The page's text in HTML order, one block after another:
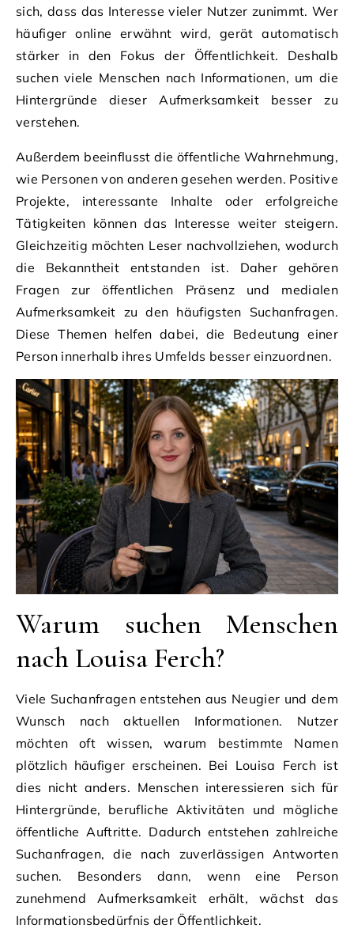
sich, dass das Interesse vieler Nutzer zunimmt. Wer
häufiger online erwähnt wird, gerät automatisch
stärker in den Fokus der Öffentlichkeit. Deshalb
suchen viele Menschen nach Informationen, um die
Hintergründe dieser Aufmerksamkeit besser zu
verstehen.
Außerdem beeinflusst die öffentliche Wahrnehmung,
wie Personen von anderen gesehen werden. Positive
Projekte, interessante Inhalte oder erfolgreiche
Tätigkeiten können das Interesse weiter steigern.
Gleichzeitig möchten Leser nachvollziehen, wodurch
die Bekanntheit entstanden ist. Daher gehören
Fragen zur öffentlichen Präsenz und medialen
Aufmerksamkeit zu den häufigsten Suchanfragen.
Diese Themen helfen dabei, die Bedeutung einer
Person innerhalb ihres Umfelds besser einzuordnen.
Warum suchen Menschen
nach Louisa Ferch?
Viele Suchanfragen entstehen aus Neugier und dem
Wunsch nach aktuellen Informationen. Nutzer
möchten oft wissen, warum bestimmte Namen
plötzlich häufiger erscheinen. Bei Louisa Ferch ist
dies nicht anders. Menschen interessieren sich für
Hintergründe, berufliche Aktivitäten und mögliche
öffentliche Auftritte. Dadurch entstehen zahlreiche
Suchanfragen, die nach zuverlässigen Antworten
suchen. Besonders dann, wenn eine Person
zunehmend Aufmerksamkeit erhält, wächst das
Informationsbedürfnis der Öffentlichkeit.